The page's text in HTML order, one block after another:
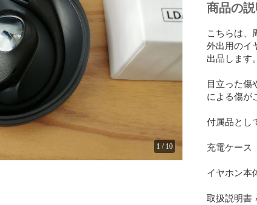
1 / 10
商品の説
こちらは、
外出用のイ
出品します。
目立った傷
による傷が
付属品とし
充電ケース
イヤホン本
取扱説明書